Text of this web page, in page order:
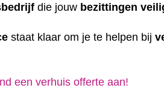
die jouw bezittingen
staat klaar om je te helpen bij
een verhuis offerte aan!